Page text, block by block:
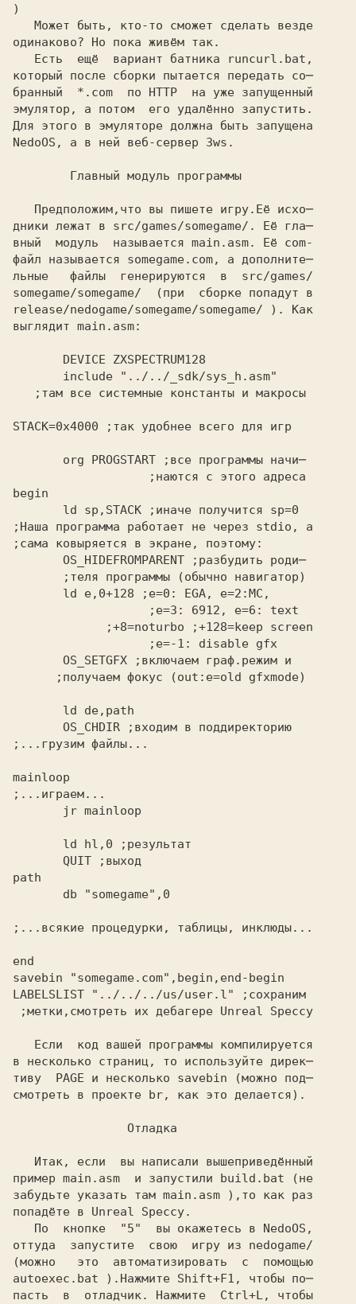
)
   Может быть, кто-то сможет сделать везде
одинаково? Но пока живём так.
   Есть  ещё  вариант батника
runcurl.bat,
который после сборки пытается передать со─
бранный
*.com
по HTTP  на уже запущенный
эмулятор, а потом  его удалённо запустить.
Для этого в эмуляторе должна быть запущена
NedoOS,
а в ней веб-сервер 3ws.
        Главный модуль программы
дники лежат в src/games/somegame/.
Её гла─
вный  модуль  называется main.asm.
Её com-
файл называется somegame.com,
а дополните─
льные   файлы  генерируются  в
src/games/
somegame/somegame/
(при  сборке попадут в
release/nedogame/somegame/somegame/ ). Как
выглядит main.asm:
STACK=0x4000 ;так удобнее всего для игр
       org PROGSTART
                   ;наются с этого адреса
begin
       ld sp,STACK
;иначе получится sp=0
;Наша программа работает не через stdio, а
;сама ковыряется в экране, поэтому:
       OS_HIDEFROMPARENT
       ld e,0+128
;e=0: EGA, e=2:MC,
;e=3: 6912, e=6: text
    ;+8=noturbo ;+128=keep screen
       OS_SETGFX
      ;получаем фокус (out:e=old gfxmode)
       OS_CHDIR
;входим в поддиректорию
;...грузим файлы...
mainloop
;...играем...
       jr mainloop
       ld hl,0
       QUIT
;выход
path
;...всякие процедурки, таблицы, инклюды...
end
LABELSLIST "../../../us/user.l"
;сохраним
;метки,смотреть их дебагере Unreal Speccy
в несколько страниц, то используйте дирек─
тиву
PAGE и несколько savebin (можно под─
смотреть в проекте br, как это делается).
                Отладка
пример main.asm и запустили build.bat (не
забудьте указать там main.asm ),то как раз
попадёте в Unreal Speccy.
   По  кнопке
"5" вы окажетесь в NedoOS,
оттуда  запустите  свою  игру из nedogame/
(можно   это  автоматизировать  с  помощью
autoexec.bat ).Нажмите Shift+F1,
чтобы по─
пасть  в  отладчик. Нажмите
Ctrl+L,
чтобы